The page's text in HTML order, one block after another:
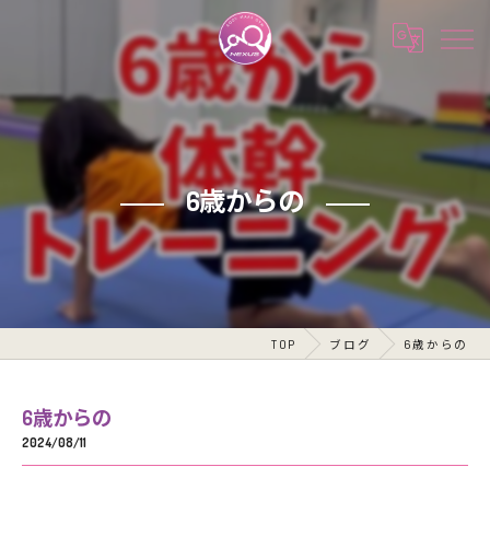
6歳からの
TOP ブログ 6歳からの
6歳からの
2024/08/11